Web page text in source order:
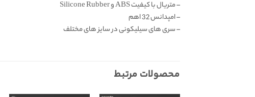
– متریال با کیفیت ABS و Silicone Rubber
– امپدانس 32 اهم
– سری های سیلیکونی در سایز های مختلف
محصولات مرتبط